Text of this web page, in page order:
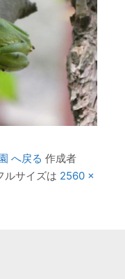
へ戻る 作成者
ルサイズは 2560 ×